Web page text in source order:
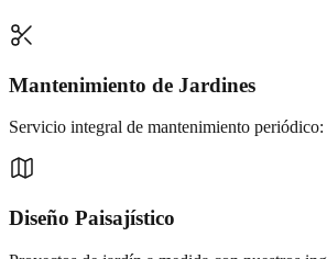
Mantenimiento de Jardines
Servicio integral de mantenimiento
Diseño Paisajístico